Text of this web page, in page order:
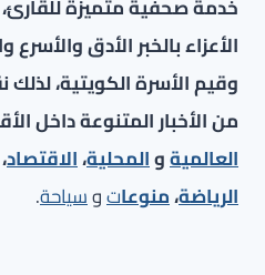
خدمة صحفية متميزة للقارئ،
الأعزاء بالخبر الأدق
وقيم الأسرة الكويتية،
من الأخبار المتنوعة داخل
العالميةوالمحلية،الاقتصاد
الرياضة،منوعاتوسياحة.